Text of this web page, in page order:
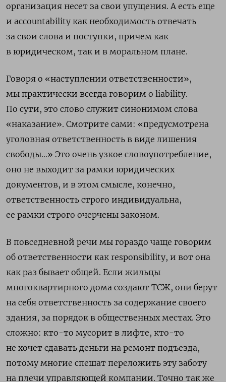
организация несет за свои упущения. А есть еще
и accountability как необходимость отвечать
за свои слова и поступки, причем как
в юридическом, так и в моральном плане.
Говоря о «наступлении ответственности»,
мы практически всегда говорим о liability.
По сути, это слово служит синонимом слова
«наказание». Смотрите сами: «предусмотрена
уголовная ответственность в виде лишения
свободы…» Это очень узкое словоупотребление,
оно не выходит за рамки юридических
документов, и в этом смысле, конечно,
ответственность строго индивидуальна,
ее рамки строго очерчены законом.
В повседневной речи мы гораздо чаще говорим
об ответственности как responsibility, и вот она
как раз бывает общей. Если жильцы
многоквартирного дома создают ТСЖ, они берут
на себя ответственность за содержание своего
здания, за порядок в общественных местах. Это
сложно: кто-то мусорит в лифте, кто-то
не хочет сдавать деньги на ремонт подъезда,
потому многие спешат переложить эту заботу
на плечи управляющей компании. Точно так же